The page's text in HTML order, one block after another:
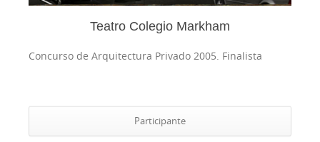
Teatro Colegio Markham
Concurso de Arquitectura Privado 2005. Finalista
Participante